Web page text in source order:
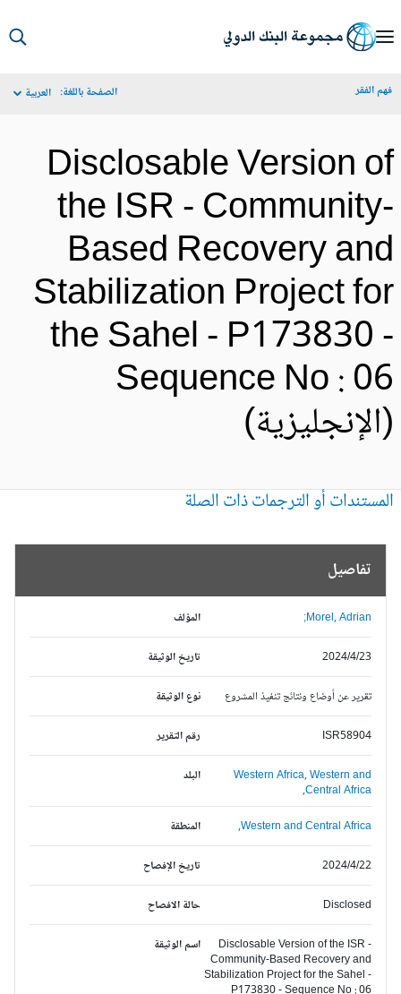
الفقر الصفحة باللغة: العربية
Disclosable Version
the ISR -
Based Recovery
Stabilization Project
the Sahel - P173830
Sequence No :
أو الترجمات ذات الصلة
تفاصيل
المؤلف Morel, Adrian;
تاريخ الوثيقة 2024/4/23
نوع الوثيقة تقرير عن أوضاع ونتائج تنفيذ المشروع
رقم التقرير ISR58904
البلد Western Africa,Western and
Central Africa,
المنطقة
Western and Central Africa,
تاريخ الإفصاح 2024/4/22
حالة الافصاح Disclosed
اسم الوثيقة
Disclosable Version of the ISR -
Community-Based Recovery and
Stabilization Project for the Sahel -